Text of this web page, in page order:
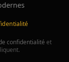
confidentialité et